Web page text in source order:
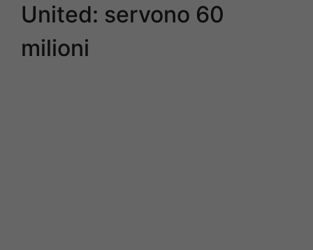
United: servono 60
milioni